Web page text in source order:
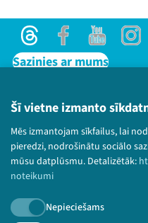
Šī vietne izmanto
Mēs izmantojam sīkfailus, lai
pieredzi, nodrošinātu sociālo
mūsu datplūsmu. Detalizētāk:
noteikumi
Nepieciešams
ThreadsFacebookYoutube
Sazinies ar mums
Lietošanas noteikumi
Bērnu aizsardzības
© 2026 Sarunu festivāls
paturētas.